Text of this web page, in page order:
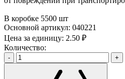
В коробке 5500 шт
Основной артикул: 040221
Цена за единицу: 2.50 ₽
Количество:
- +